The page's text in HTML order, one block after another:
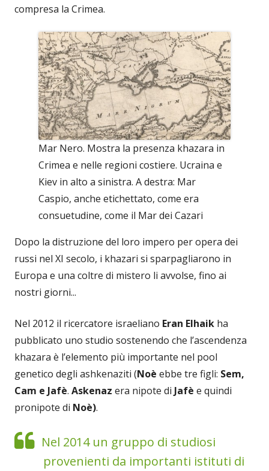
compresa la Crimea.
Mar Nero. Mostra la presenza khazara in
Crimea e nelle regioni costiere. Ucraina e
Kiev in alto a sinistra. A destra: Mar
Caspio, anche etichettato, come era
consuetudine, come il Mar dei Cazari
Dopo la distruzione del loro impero per opera dei
russi nel XI secolo, i khazari si sparpagliarono in
Europa e una coltre di mistero li avvolse, fino ai
nostri giorni...
Nel 2012 il ricercatore israeliano Eran Elhaik ha
pubblicato uno studio sostenendo che l’ascendenza
khazara è l’elemento più importante nel pool
genetico degli ashkenaziti (Noè ebbe tre figli: Sem,
Cam e Jafè. Askenaz era nipote di Jafè e quindi
pronipote di Noè).
Nel 2014 un gruppo di studiosi
provenienti da importanti istituti di